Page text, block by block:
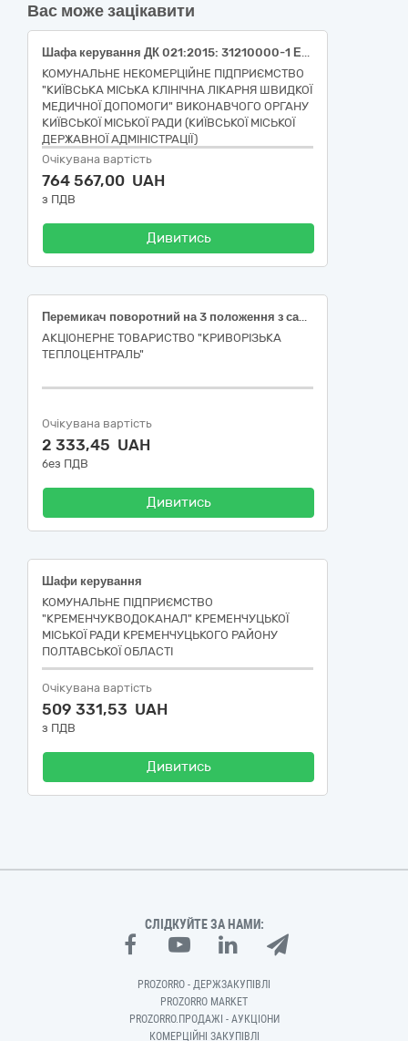
Вас може зацікавити
Шафа керування ДК 021:2015: 31210000-1 Електрична апаратура для комутування та захисту електричних кіл (ДК 021-2015: 31214500-4 Електричні щити)
КОМУНАЛЬНЕ НЕКОМЕРЦІЙНЕ ПІДПРИЄМСТВО
"КИЇВСЬКА МІСЬКА КЛІНІЧНА ЛІКАРНЯ ШВИДКОЇ
МЕДИЧНОЇ ДОПОМОГИ" ВИКОНАВЧОГО ОРГАНУ
КИЇВСЬКОЇ МІСЬКОЇ РАДИ (КИЇВСЬКОЇ МІСЬКОЇ
ДЕРЖАВНОЇ АДМІНІСТРАЦІЇ)
Очікувана вартість
764 567,00 UAH
з ПДВ
Дивитись
Перемикач поворотний на 3 положення з самоповерненням
АКЦІОНЕРНЕ ТОВАРИСТВО "КРИВОРІЗЬКА
ТЕПЛОЦЕНТРАЛЬ"
Очікувана вартість
2 333,45 UAH
без ПДВ
Дивитись
Шафи керування
КОМУНАЛЬНЕ ПІДПРИЄМСТВО
"КРЕМЕНЧУКВОДОКАНАЛ" КРЕМЕНЧУЦЬКОЇ
МІСЬКОЇ РАДИ КРЕМЕНЧУЦЬКОГО РАЙОНУ
ПОЛТАВСЬКОЇ ОБЛАСТІ
Очікувана вартість
509 331,53 UAH
з ПДВ
Дивитись
СЛІДКУЙТЕ ЗА НАМИ:
PROZORRO - ДЕРЖЗАКУПІВЛІ
PROZORRO MARKET
PROZORRO.ПРОДАЖІ - АУКЦІОНИ
КОМЕРЦІЙНІ ЗАКУПІВЛІ